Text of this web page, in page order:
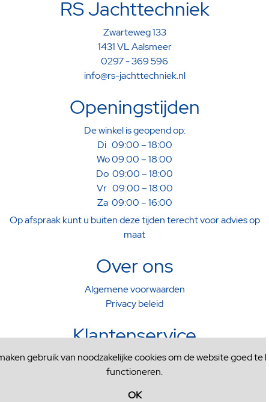
gebruik van noodzakelijke cookies om de website goed te
functioneren.
OK
RS Jachttechniek
Zwarteweg 133
1431 VL Aalsmeer
0297 - 369 596
info@rs-jachttechniek.nl
Openingstijden
De winkel is geopend op:
Di 09:00 – 18:00
Wo 09:00 – 18:00
Do 09:00 – 18:00
Vr 09:00 – 18:00
Za 09:00 – 16:00
Op afspraak kunt u buiten deze tijden terecht voor advies op
maat
Over ons
Algemene voorwaarden
Privacy beleid
Klantenservice
Verzenden & Afhalen
Ruilen & Retourneren